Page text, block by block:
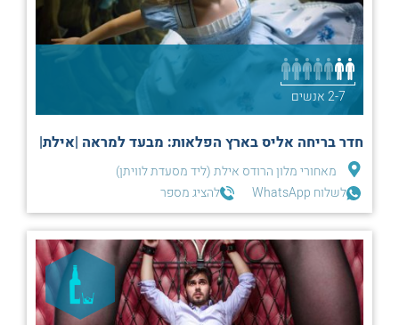
2-7 אנשים
חדר בריחה אליס בארץ הפלאות: מבעד למראה |אילת|
מאחורי מלון הרודס אילת (ליד מסעדת לוויתן)
לשלוח WhatsApp
להציג מספר